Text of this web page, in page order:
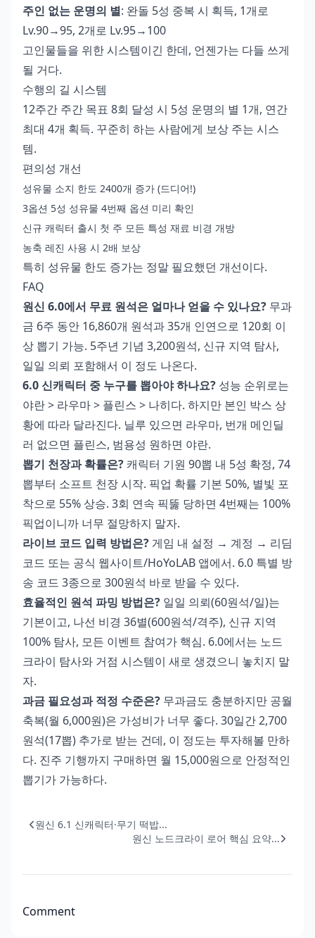
주인 없는 운명의 별: 완돌 5성 중복 시 획득, 1개로
Lv.90→95, 2개로 Lv.95→100
고인물들을 위한 시스템이긴 한데, 언젠가는 다들 쓰게
될 거다.
수행의 길 시스템
12주간 주간 목표 8회 달성 시 5성 운명의 별 1개, 연간
최대 4개 획득. 꾸준히 하는 사람에게 보상 주는 시스
템.
편의성 개선
성유물 소지 한도 2400개 증가 (드디어!)
3옵션 5성 성유물 4번째 옵션 미리 확인
신규 캐릭터 출시 첫 주 모든 특성 재료 비경 개방
농축 레진 사용 시 2배 보상
특히 성유물 한도 증가는 정말 필요했던 개선이다.
FAQ
원신 6.0에서 무료 원석은 얼마나 얻을 수 있나요? 무과
금 6주 동안 16,860개 원석과 35개 인연으로 120회 이
상 뽑기 가능. 5주년 기념 3,200원석, 신규 지역 탐사,
일일 의뢰 포함해서 이 정도 나온다.
6.0 신캐릭터 중 누구를 뽑아야 하나요? 성능 순위로는
야란 > 라우마 > 플린스 > 나히다. 하지만 본인 박스 상
황에 따라 달라진다. 닐루 있으면 라우마, 번개 메인딜
러 없으면 플린스, 범용성 원하면 야란.
뽑기 천장과 확률은? 캐릭터 기원 90뽑 내 5성 확정, 74
뽑부터 소프트 천장 시작. 픽업 확률 기본 50%, 별빛 포
착으로 55% 상승. 3회 연속 픽뚫 당하면 4번째는 100%
픽업이니까 너무 절망하지 말자.
라이브 코드 입력 방법은? 게임 내 설정 → 계정 → 리딤
코드 또는 공식 웹사이트/HoYoLAB 앱에서. 6.0 특별 방
송 코드 3종으로 300원석 바로 받을 수 있다.
효율적인 원석 파밍 방법은? 일일 의뢰(60원석/일)는
기본이고, 나선 비경 36별(600원석/격주), 신규 지역
100% 탐사, 모든 이벤트 참여가 핵심. 6.0에서는 노드
크라이 탐사와 거점 시스템이 새로 생겼으니 놓치지 말
자.
과금 필요성과 적정 수준은? 무과금도 충분하지만 공월
축복(월 6,000원)은 가성비가 너무 좋다. 30일간 2,700
원석(17뽑) 추가로 받는 건데, 이 정도는 투자해볼 만하
다. 진주 기행까지 구매하면 월 15,000원으로 안정적인
뽑기가 가능하다.
원신 6.1 신캐릭터·무기 떡밥...
원신 노드크라이 로어 핵심 요약...
Comment